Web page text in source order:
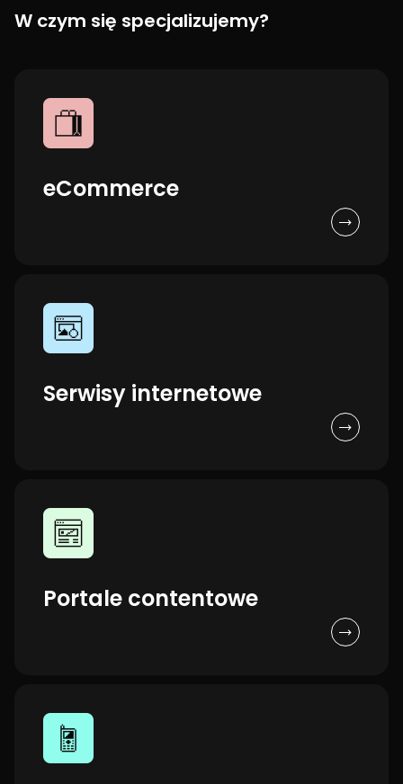
W czym się specjalizujemy?
eCommerce
Serwisy internetowe
Portale contentowe